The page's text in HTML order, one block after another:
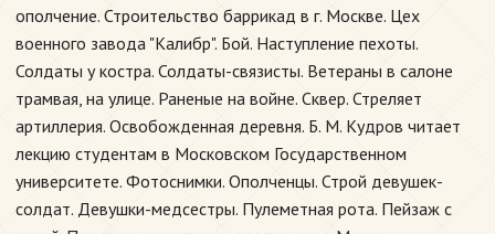
ополчение. Строительство баррикад в г. Москве. Цех
военного завода "Калибр". Бой. Наступление пехоты.
Солдаты у костра. Солдаты-связисты. Ветераны в салоне
трамвая, на улице. Раненые на войне. Сквер. Стреляет
артиллерия. Освобожденная деревня. Б. М. Кудров читает
лекцию студентам в Московском Государственном
университете. Фотоснимки. Ополченцы. Строй девушек-
солдат. Девушки-медсестры. Пулеметная рота. Пейзаж с